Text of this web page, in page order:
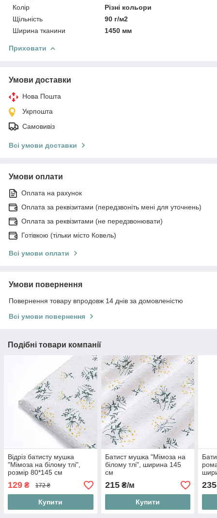
Колір
Різні кольори
Щільність
90 г/м2
Ширина тканини
1450 мм
Приховати
Умови доставки
Нова Пошта
Укрпошта
Самовивіз
Всі умови доставки
Умови оплати
Оплата на рахунок
Оплата за реквізитами (передзвоніть мені для уточнень)
Оплата за реквізитами (не передзвонювати)
Готівкою (тільки місто Ковель)
Всі умови оплати
Умови повернення
Повернення товару впродовж 14 днів за домовленістю
Всі умови повернення
Подібні товари компанії
Відріз батисту мушка
"Мімоза на білому тлі",
розмір 80*145 см
129 ₴ 172 ₴
Купити
Батист мушка "Мімоза на
білому тлі", ширина 145
см
215₴/м
Купити
235